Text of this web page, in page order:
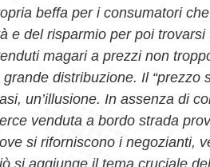
beffa per i consumatori
e del risparmio per poi
magari a prezzi non
distribuzione. Il “prezzo
un’illusione. In assenza di
venduta a bordo strada
si riforniscono i negozianti,
si aggiunge il tema cruciale